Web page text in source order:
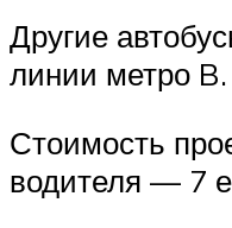
Другие
линии метро B.
Стоимость
водителя — 7